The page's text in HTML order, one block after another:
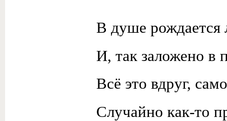
В душе рождается
И, так заложено в
Всё это вдруг,
Случайно как-то